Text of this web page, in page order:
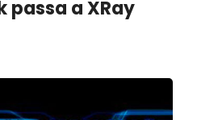
passa a XRay